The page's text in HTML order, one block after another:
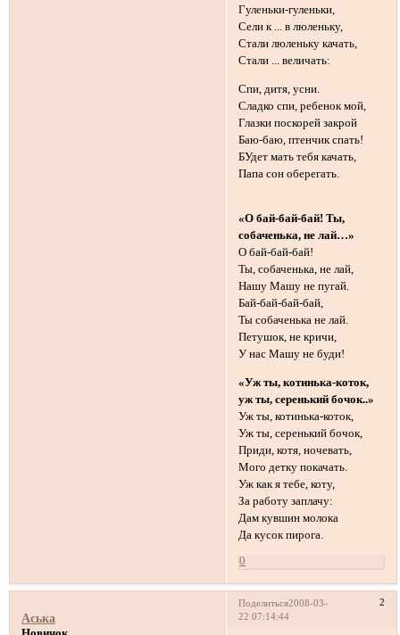
Гуленьки-гуленьки,
Сели к ... в люленьку,
Стали люленьку качать,
Стали ... величать:
Спи, дитя, усни.
Сладко спи, ребенок мой,
Глазки поскорей закрой
Баю-баю, птенчик спать!
БУдет мать тебя качать,
Папа сон оберегать.
«О бай-бай-бай! Ты,
собаченька, не лай…»
О бай-бай-бай!
Ты, собаченька, не лай,
Нашу Машу не пугай.
Бай-бай-бай-бай,
Ты собаченька не лай.
Петушок, не кричи,
У нас Машу не буди!
«Уж ты, котинька-коток,
уж ты, серенький бочок..»
Уж ты, котинька-коток,
Уж ты, серенький бочок,
Приди, котя, ночевать,
Мого детку покачать.
Уж как я тебе, коту,
За работу заплачу:
Дам кувшин молока
Да кусок пирога.
0
Поделиться 2
2008-03-
22 07:14:44
Аська